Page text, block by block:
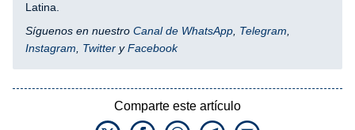
Latina.
Síguenos en nuestro Canal de WhatsApp Telegram
Instagram
Twitter yFacebook
Comparte este artículo